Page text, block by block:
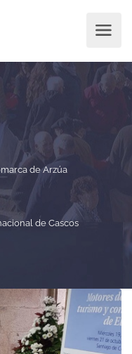
de Arzúa
de Cascos